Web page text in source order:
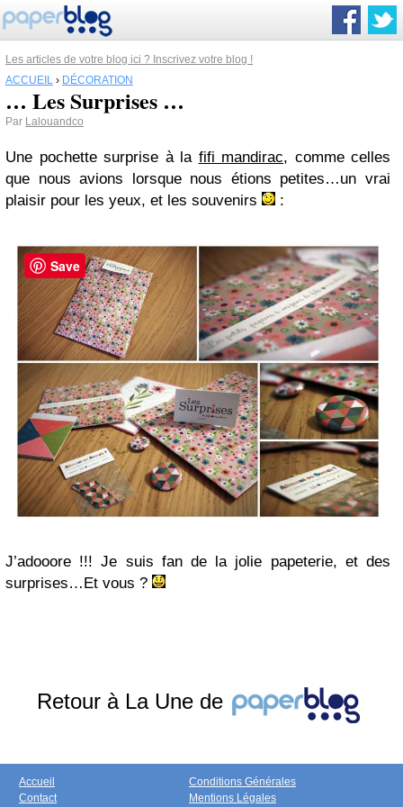
Les articles de votre blog ici ? Inscrivez votre blog !
ACCUEIL › DÉCORATION
… Les Surprises …
Par Lalouandco
Une pochette surprise à la fifi mandirac, comme celles
que nous avions lorsque nous étions petites…un vrai
plaisir pour les yeux, et les souvenirs
:
J’adooore !!! Je suis fan de la jolie papeterie, et des
surprises…Et vous ?
Retour à La Une de
Accueil
Contact
Conditions Générales
Mentions Légales
Save